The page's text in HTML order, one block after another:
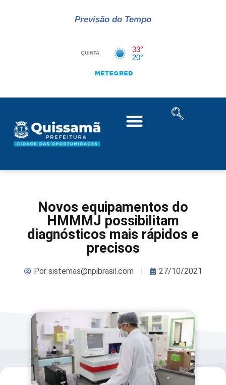
Previsão do Tempo
Novos equipamentos do
HMMMJ possibilitam
diagnósticos mais rápidos e
precisos
Porsistemas@npibrasil.com 27/10/2021